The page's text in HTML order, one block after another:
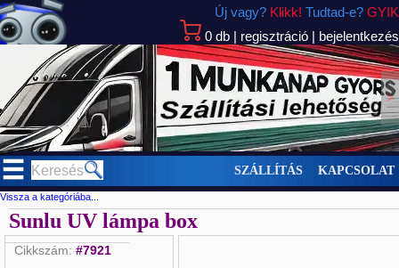
0 db | regisztráció | bejelentkezés
Új vagy? Klikk! Tudtad-e? GYIK
>
SZÁLLÍTÁS KAPCSOLAT
Vissza a kategóriába...
Sunlu UV lámpa box
Cikkszám: #7921